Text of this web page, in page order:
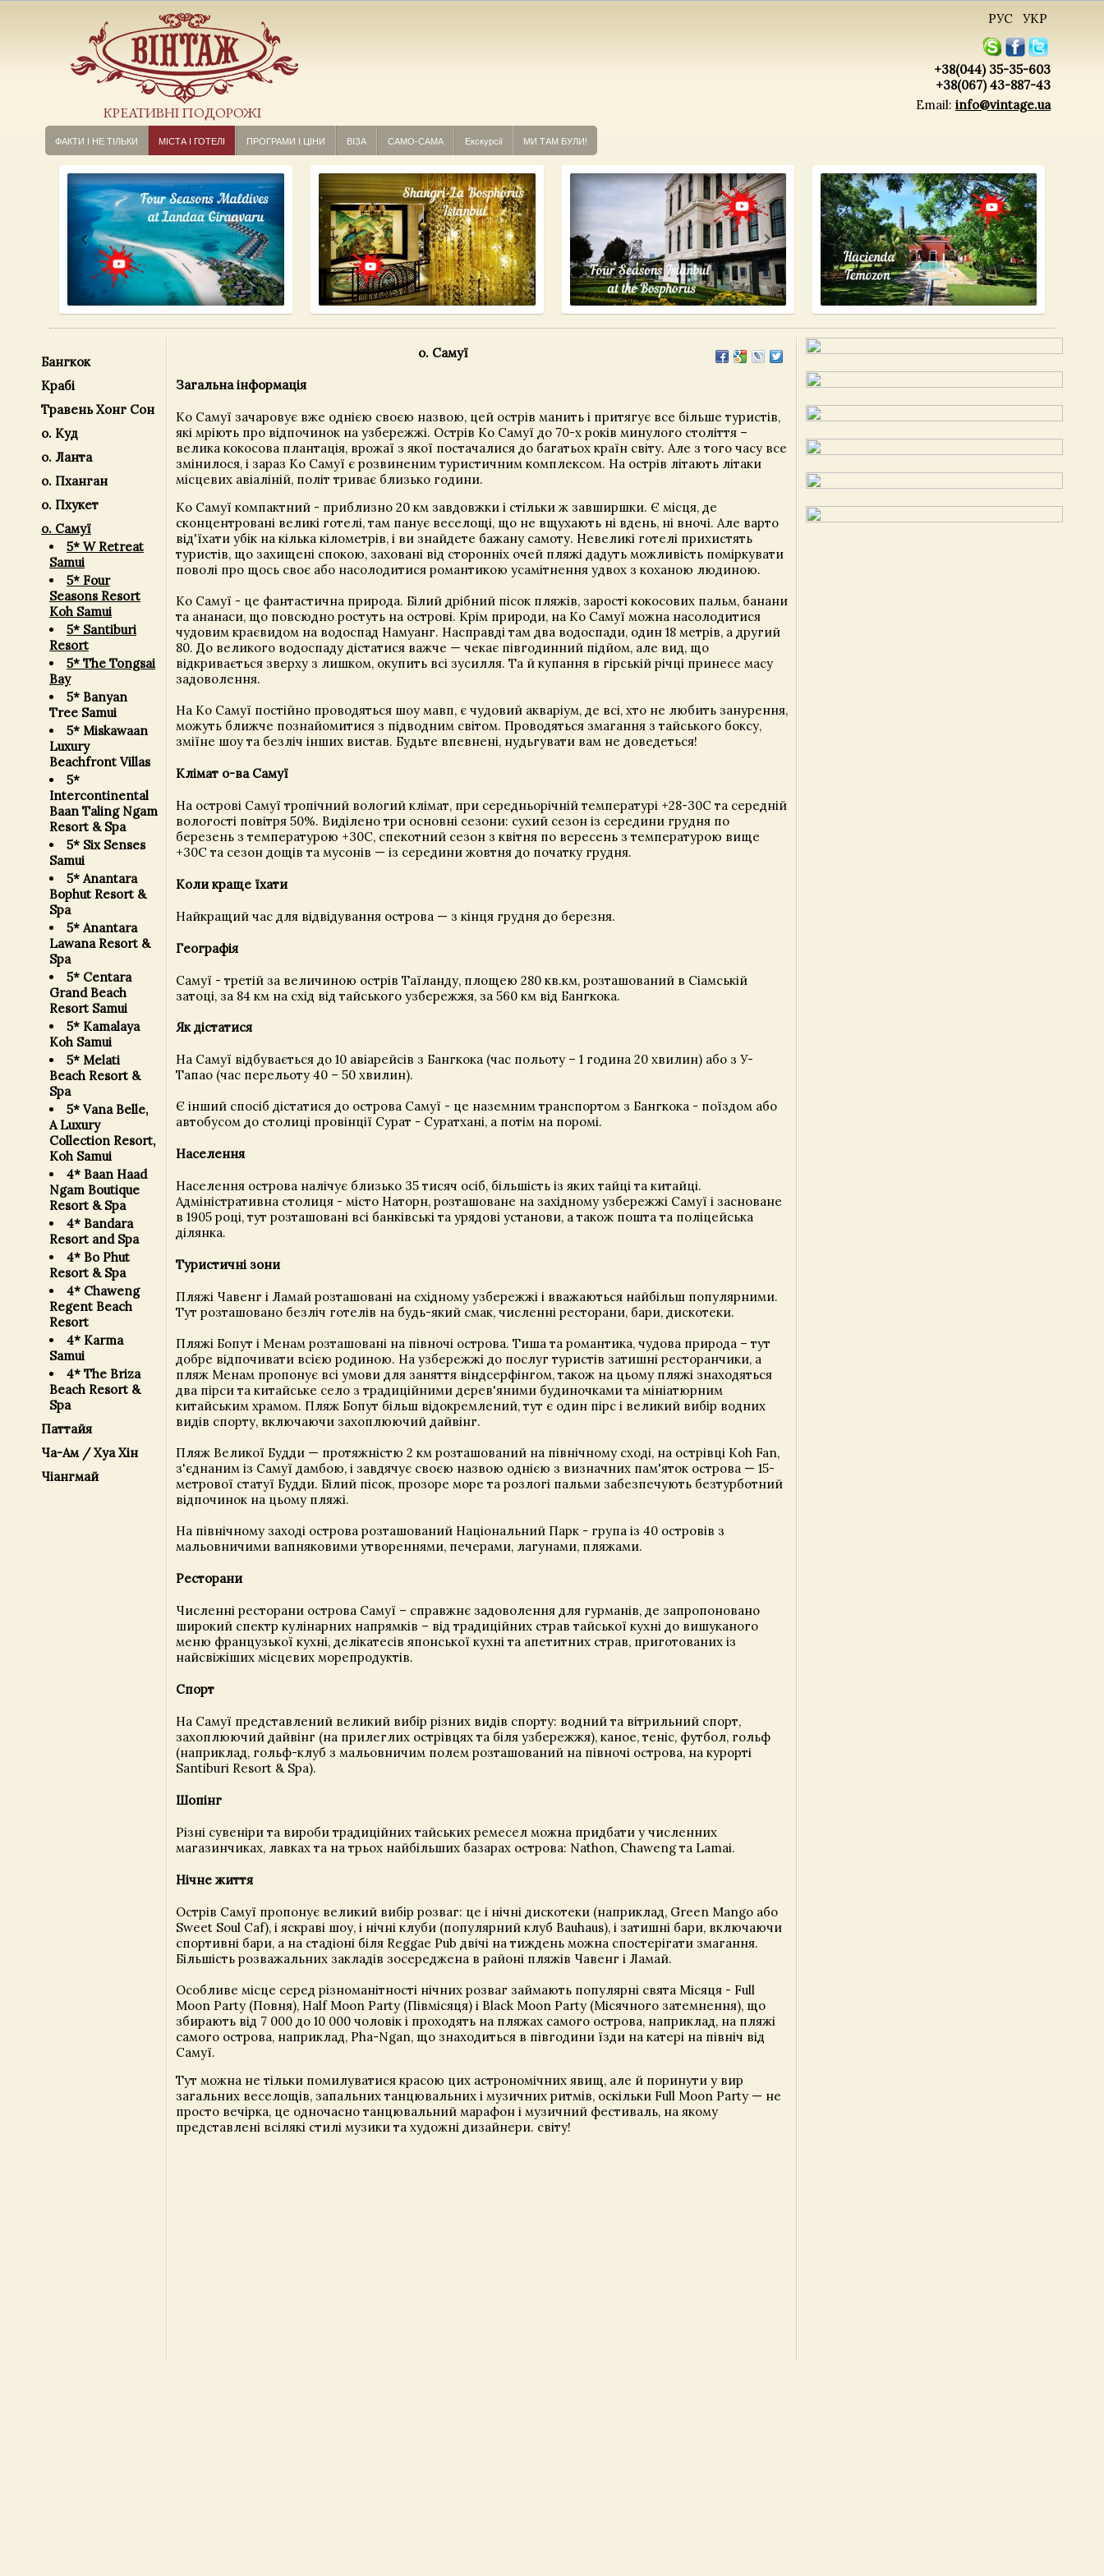
КРЕАТИВНІ ПОДОРОЖІ
РУС УКР
+38(044) 35-35-603
+38(067) 43-887-43
Email: info@vintage.ua
ФАКТИ І НЕ ТІЛЬКИ МІСТА І ГОТЕЛІ ПРОГРАМИ І ЦІНИ ВІЗА САМО-САМА Екскурсії МИ ТАМ БУЛИ!
Бангкок
Крабі
Травень Хонг Сон
о. Куд
о. Ланта
о. Пханган
о. Пхукет
о. Самуї
5* W Retreat
Samui
5* Four
Seasons Resort
Koh Samui
5* Santiburi
Resort
5* The Tongsai
Bay
5* Banyan
Tree Samui
5* Miskawaan
Luxury
Beachfront Villas
5*
Intercontinental
Baan Taling Ngam
Resort & Spa
5* Six Senses
Samui
5* Anantara
Bophut Resort &
Spa
5* Anantara
Lawana Resort &
Spa
5* Centara
Grand Beach
Resort Samui
5* Kamalaya
Koh Samui
5* Melati
Beach Resort &
Spa
5* Vana Belle,
A Luxury
Collection Resort,
Koh Samui
4* Baan Haad
Ngam Boutique
Resort & Spa
4* Bandara
Resort and Spa
4* Bo Phut
Resort & Spa
4* Chaweng
Regent Beach
Resort
4* Karma
Samui
4* The Briza
Beach Resort &
Spa
Паттайя
Ча-Ам / Хуа Хін
Чіангмай
о. Самуї
Загальна інформація
Ко Самуї зачаровує вже однією своєю назвою, цей острів манить і притягує все більше туристів,
які мріють про відпочинок на узбережжі. Острів Ко Самуї до 70-х років минулого століття –
велика кокосова плантація, врожаї з якої постачалися до багатьох країн світу. Але з того часу все
змінилося, і зараз Ко Самуї є розвиненим туристичним комплексом. На острів літають літаки
місцевих авіаліній, політ триває близько години.
Ко Самуї компактний - приблизно 20 км завдовжки і стільки ж завширшки. Є місця, де
сконцентровані великі готелі, там панує веселощі, що не вщухають ні вдень, ні вночі. Але варто
від'їхати убік на кілька кілометрів, і ви знайдете бажану самоту. Невеликі готелі прихистять
туристів, що захищені спокою, заховані від сторонніх очей пляжі дадуть можливість поміркувати
поволі про щось своє або насолодитися романтикою усамітнення удвох з коханою людиною.
Ко Самуї - це фантастична природа. Білий дрібний пісок пляжів, зарості кокосових пальм, банани
та ананаси, що повсюдно ростуть на острові. Крім природи, на Ко Самуї можна насолодитися
чудовим краєвидом на водоспад Намуанг. Насправді там два водоспади, один 18 метрів, а другий
80. До великого водоспаду дістатися важче — чекає півгодинний підйом, але вид, що
відкривається зверху з лишком, окупить всі зусилля. Та й купання в гірській річці принесе масу
задоволення.
На Ко Самуї постійно проводяться шоу мавп, є чудовий акваріум, де всі, хто не любить занурення,
можуть ближче познайомитися з підводним світом. Проводяться змагання з тайського боксу,
зміїне шоу та безліч інших вистав. Будьте впевнені, нудьгувати вам не доведеться!
Клімат о-ва Самуї
На острові Самуї тропічний вологий клімат, при середньорічній температурі +28-30С та середній
вологості повітря 50%. Виділено три основні сезони: сухий сезон із середини грудня по
березень з температурою +30С, спекотний сезон з квітня по вересень з температурою вище
+30С та сезон дощів та мусонів — із середини жовтня до початку грудня.
Коли краще їхати
Найкращий час для відвідування острова — з кінця грудня до березня.
Географія
Самуї - третій за величиною острів Таїланду, площею 280 кв.км, розташований в Сіамській
затоці, за 84 км на схід від тайського узбережжя, за 560 км від Бангкока.
Як дістатися
На Самуї відбувається до 10 авіарейсів з Бангкока (час польоту – 1 година 20 хвилин) або з У-
Тапао (час перельоту 40 – 50 хвилин).
Є інший спосіб дістатися до острова Самуї - це наземним транспортом з Бангкока - поїздом або
автобусом до столиці провінції Сурат - Суратхані, а потім на поромі.
Населення
Населення острова налічує близько 35 тисяч осіб, більшість із яких тайці та китайці.
Адміністративна столиця - місто Наторн, розташоване на західному узбережжі Самуї і засноване
в 1905 році, тут розташовані всі банківські та урядові установи, а також пошта та поліцейська
ділянка.
Туристичні зони
Пляжі Чавенг і Ламай розташовані на східному узбережжі і вважаються найбільш популярними.
Тут розташовано безліч готелів на будь-який смак, численні ресторани, бари, дискотеки.
Пляжі Бопут і Менам розташовані на півночі острова. Тиша та романтика, чудова природа – тут
добре відпочивати всією родиною. На узбережжі до послуг туристів затишні ресторанчики, а
пляж Менам пропонує всі умови для заняття віндсерфінгом, також на цьому пляжі знаходяться
два пірси та китайське село з традиційними дерев'яними будиночками та мініатюрним
китайським храмом. Пляж Бопут більш відокремлений, тут є один пірс і великий вибір водних
видів спорту, включаючи захоплюючий дайвінг.
Пляж Великої Будди — протяжністю 2 км розташований на північному сході, на острівці Koh Fan,
з'єднаним із Самуї дамбою, і завдячує своєю назвою однією з визначних пам'яток острова — 15-
метрової статуї Будди. Білий пісок, прозоре море та розлогі пальми забезпечують безтурботний
відпочинок на цьому пляжі.
На північному заході острова розташований Національний Парк - група із 40 островів з
мальовничими вапняковими утвореннями, печерами, лагунами, пляжами.
Ресторани
Численні ресторани острова Самуї – справжнє задоволення для гурманів, де запропоновано
широкий спектр кулінарних напрямків – від традиційних страв тайської кухні до вишуканого
меню французької кухні, делікатесів японської кухні та апетитних страв, приготованих із
найсвіжіших місцевих морепродуктів.
Спорт
На Самуї представлений великий вибір різних видів спорту: водний та вітрильний спорт,
захоплюючий дайвінг (на прилеглих острівцях та біля узбережжя), каное, теніс, футбол, гольф
(наприклад, гольф-клуб з мальовничим полем розташований на півночі острова, на курорті
Santiburi Resort & Spa).
Шопінг
Різні сувеніри та вироби традиційних тайських ремесел можна придбати у численних
магазинчиках, лавках та на трьох найбільших базарах острова: Nathon, Chaweng та Lamai.
Нічне життя
Острів Самуї пропонує великий вибір розваг: це і нічні дискотеки (наприклад, Green Mango або
Sweet Soul Caf), і яскраві шоу, і нічні клуби (популярний клуб Bauhaus), і затишні бари, включаючи
спортивні бари, а на стадіоні біля Reggae Pub двічі на тиждень можна спостерігати змагання.
Більшість розважальних закладів зосереджена в районі пляжів Чавенг і Ламай.
Особливе місце серед різноманітності нічних розваг займають популярні свята Місяця - Full
Moon Party (Повня), Half Moon Party (Півмісяця) і Black Moon Party (Місячного затемнення), що
збирають від 7 000 до 10 000 чоловік і проходять на пляжах самого острова, наприклад, на пляжі
самого острова, наприклад, Pha-Ngan, що знаходиться в півгодини їзди на катері на північ від
Самуї.
Тут можна не тільки помилуватися красою цих астрономічних явищ, але й поринути у вир
загальних веселощів, запальних танцювальних і музичних ритмів, оскільки Full Moon Party — не
просто вечірка, це одночасно танцювальний марафон і музичний фестиваль, на якому
представлені всілякі стилі музики та художні дизайнери. світу!